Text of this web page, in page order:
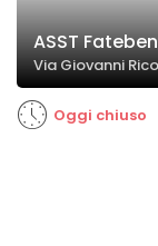
ASST
Via Giovanni
Oggi chiuso